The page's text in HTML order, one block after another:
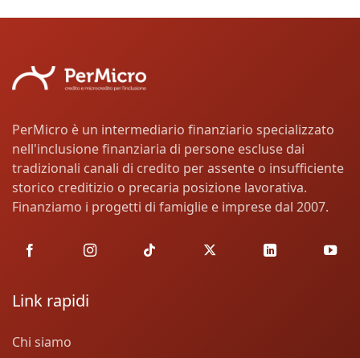
PerMicro è un intermediario finanziario specializzato
nell'inclusione finanziaria di persone escluse dai
tradizionali canali di credito per assente o insufficiente
storico creditizio o precaria posizione lavorativa.
Finanziamo i progetti di famiglie e imprese dal 2007.
Link rapidi
Chi siamo